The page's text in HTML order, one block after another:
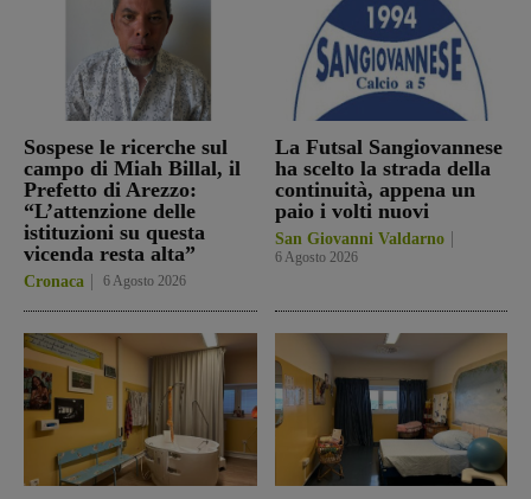
Sospese le ricerche sul
campo di Miah Billal, il
Prefetto di Arezzo:
“L’attenzione delle
istituzioni su questa
vicenda resta alta”
Cronaca 6 Agosto 2026
La Futsal Sangiovannese
ha scelto la strada della
continuità, appena un
paio i volti nuovi
San Giovanni Valdarno
6 Agosto 2026